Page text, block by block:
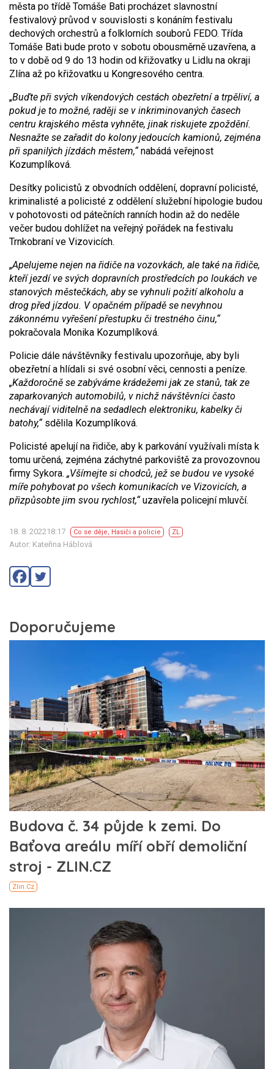
města po třídě Tomáše Bati procházet slavnostní
festivalový průvod v souvislosti s konáním festivalu
dechových orchestrů a folklorních souborů FEDO. Třída
Tomáše Bati bude proto v sobotu obousměrně uzavřena, a
to v době od 9 do 13 hodin od křižovatky u Lidlu na okraji
Zlína až po křižovatku u Kongresového centra.
„Buďte při svých víkendových cestách obezřetní a trpěliví, a
pokud je to možné, raději se v inkriminovaných časech
centru krajského města vyhněte, jinak riskujete zpoždění.
Nesnažte se zařadit do kolony jedoucích kamionů, zejména
při spanilých jízdách městem,“nabádá veřejnost
Kozumplíková.
Desítky policistů z obvodních oddělení, dopravní policisté,
kriminalisté a policisté z oddělení služební hipologie budou
v pohotovosti od pátečních ranních hodin až do neděle
večer budou dohlížet na veřejný pořádek na festivalu
Trnkobraní ve Vizovicích.
„Apelujeme nejen na řidiče na vozovkách, ale také na řidiče,
kteří jezdí ve svých dopravních prostředcích po loukách ve
stanových městečkách, aby se vyhnuli požití alkoholu a
drog před jízdou. V opačném případě se nevyhnou
zákonnému vyřešení přestupku či trestného činu,“
pokračovala Monika Kozumplíková.
Policie dále návštěvníky festivalu upozorňuje, aby byli
obezřetní a hlídali si své osobní věci, cennosti a peníze.
„Každoročně se zabýváme krádežemi jak ze stanů, tak ze
zaparkovaných automobilů, v nichž návštěvníci často
nechávají viditelně na sedadlech elektroniku, kabelky či
batohy,“sdělila Kozumplíková.
Policisté apelují na řidiče, aby k parkování využívali místa k
tomu určená, zejména záchytné parkoviště za provozovnou
firmy Sykora. „Všímejte si chodců, jež se budou ve vysoké
míře pohybovat po všech komunikacích ve Vizovicích, a
přizpůsobte jim svou rychlost,“uzavřela policejní mluvčí.
18. 8. 202218:17 Co se děje, Hasiči a policie ZL
Autor: Kateřina Háblová